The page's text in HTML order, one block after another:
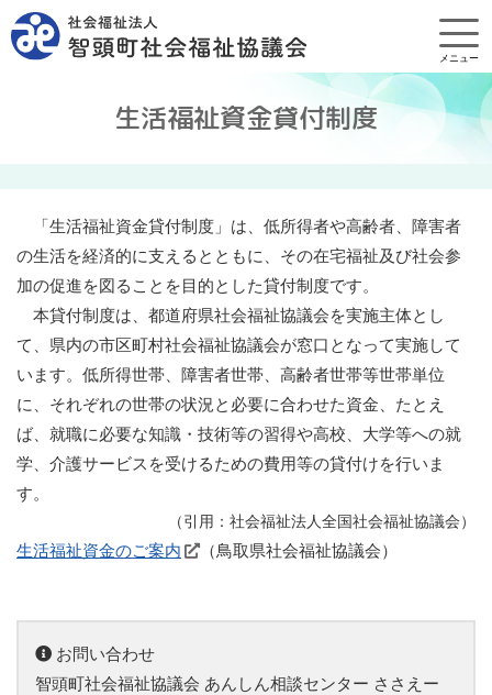
メニュー
生活福祉資金貸付制度
「生活福祉資金貸付制度」は、低所得者や高齢者、障害者
の生活を経済的に支えるとともに、その在宅福祉及び社会参
加の促進を図ることを目的とした貸付制度です。
本貸付制度は、都道府県社会福祉協議会を実施主体とし
て、県内の市区町村社会福祉協議会が窓口となって実施して
います。低所得世帯、障害者世帯、高齢者世帯等世帯単位
に、それぞれの世帯の状況と必要に合わせた資金、たとえ
ば、就職に必要な知識・技術等の習得や高校、大学等への就
学、介護サービスを受けるための費用等の貸付けを行いま
す。
（引用：社会福祉法人全国社会福祉協議会）
生活福祉資金のご案内 （鳥取県社会福祉協議会）
お問い合わせ
智頭町社会福祉協議会 あんしん相談センター ささえー